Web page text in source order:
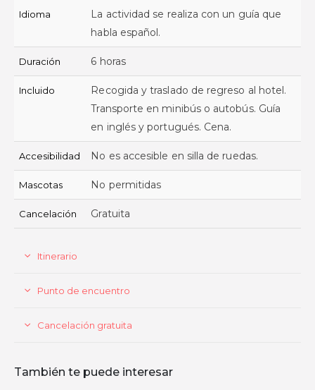
Idioma
La actividad se realiza con un guía que
habla español.
Duración 6 horas
Incluido
Recogida y traslado de regreso al hotel.
Transporte en minibús o autobús. Guía
en inglés y portugués. Cena.
Accesibilidad No es accesible en silla de ruedas.
Mascotas No permitidas
Cancelación Gratuita
Itinerario
Punto de encuentro
Cancelación gratuita
También te puede interesar